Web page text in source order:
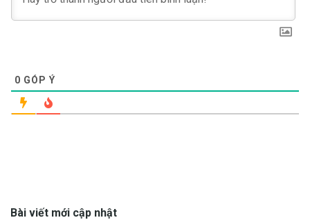
0 GÓP Ý
Bài viết mới cập nhật